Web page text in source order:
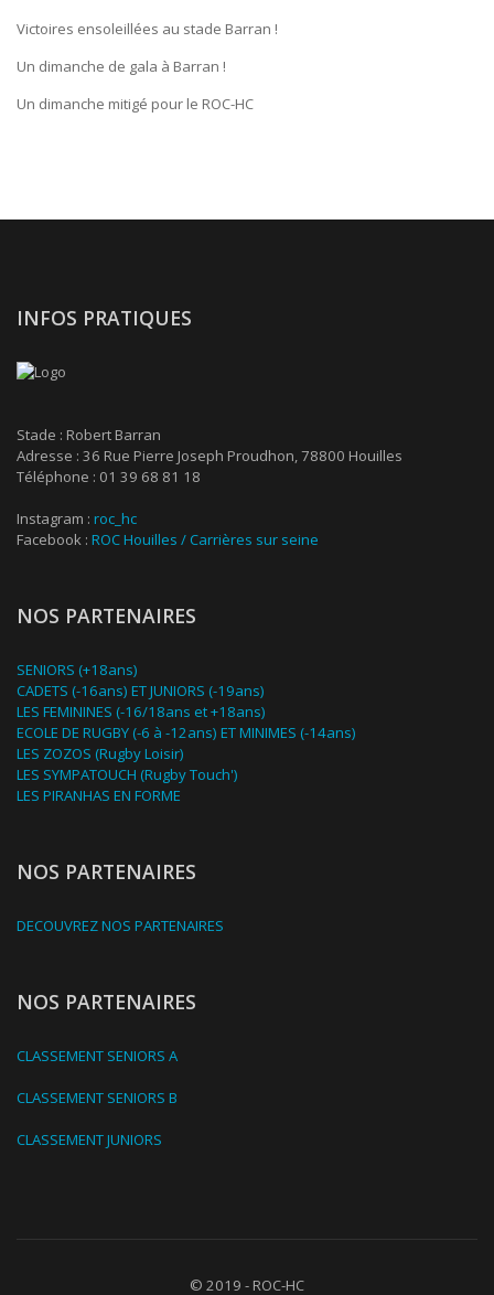
Victoires ensoleillées au stade Barran !
Un dimanche de gala à Barran !
Un dimanche mitigé pour le ROC-HC
INFOS PRATIQUES
Stade : Robert Barran
Adresse : 36 Rue Pierre Joseph Proudhon, 78800 Houilles
Téléphone : 01 39 68 81 18
Instagram : roc_hc
Facebook : ROC Houilles / Carrières sur seine
NOS PARTENAIRES
SENIORS (+18ans)
CADETS (-16ans) ET JUNIORS (-19ans)
LES FEMININES (-16/18ans et +18ans)
ECOLE DE RUGBY (-6 à -12ans) ET MINIMES (-14ans)
LES ZOZOS (Rugby Loisir)
LES SYMPATOUCH (Rugby Touch')
LES PIRANHAS EN FORME
NOS PARTENAIRES
DECOUVREZ NOS PARTENAIRES
NOS PARTENAIRES
CLASSEMENT SENIORS A
CLASSEMENT SENIORS B
CLASSEMENT JUNIORS
© 2019 - ROC-HC